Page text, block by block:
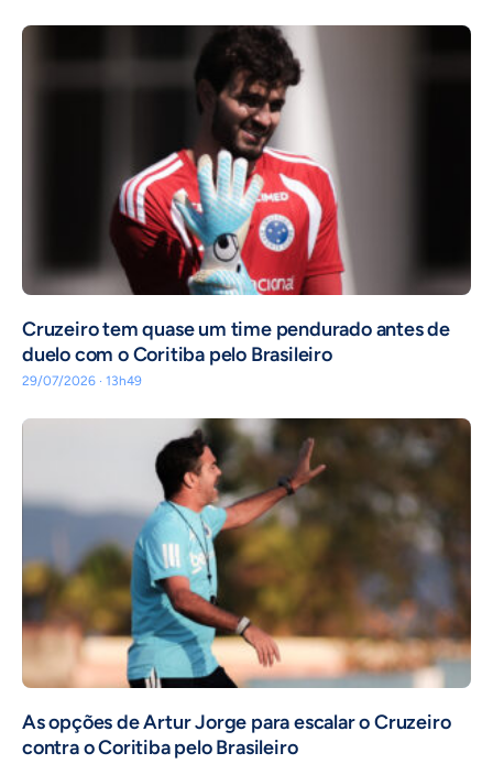
Cruzeiro tem quase um time pendurado antes de
duelo com o Coritiba pelo Brasileiro
29/07/2026 · 13h49
As opções de Artur Jorge para escalar o Cruzeiro
contra o Coritiba pelo Brasileiro